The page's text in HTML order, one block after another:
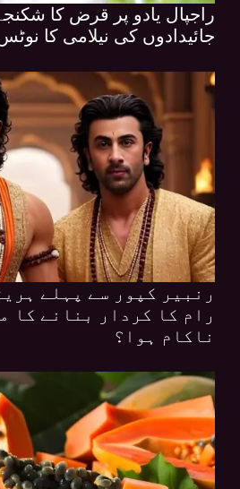
راجپال یادو پر قرض کا
جائیدادوں کی نیلامی کا
رنبیر کپور سے پہلے
رام کا کردار بنانے کا
ناکام ہوا؟